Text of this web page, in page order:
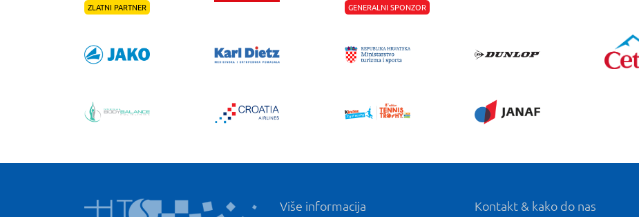
ZLATNI PARTNER GENERALNI SPONZOR
Više informacija Kontakt & kako do nas